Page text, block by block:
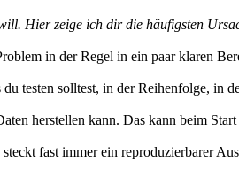
Hier zeige ich dir die häufigsten
in der Regel in ein paar klaren
testen solltest, in der Reihenfolge, in
herstellen kann. Das kann beim
fast immer ein reproduzierbarer